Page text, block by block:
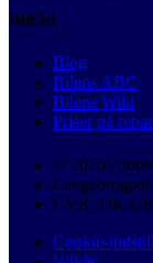
Bilråd
Blog
Bilens ABC
Bilens Wiki
Priser på
© 2026
CVR:
Cookie-